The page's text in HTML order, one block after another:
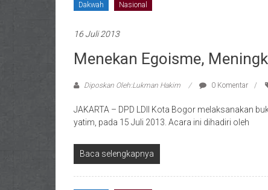
Dakwah Nasional
16 Juli 2013
Menekan Egoisme,
Diposkan Oleh:Lukman Hakim 0 Komentar
JAKARTA – DPD LDII Kota Bogor melaksanakan
yatim, pada 15 Juli 2013. Acara ini dihadiri oleh
Baca selengkapnya